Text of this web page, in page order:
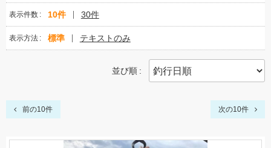
表示件数 10件 30件
表示方法 標準 テキストのみ
並び順
前の10件 次の10件